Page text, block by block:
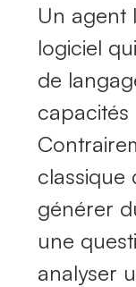
Un agent
logiciel
de
classique
générer
une
analyser